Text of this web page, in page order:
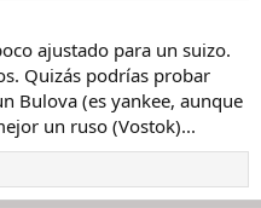
ajustado para un suizo.
Quizás podrías probar
Bulova (es yankee, aunque
un ruso (Vostok)...